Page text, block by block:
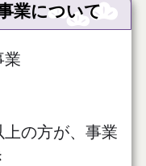
業について
業
の方が、事業